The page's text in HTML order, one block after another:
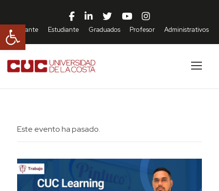
Abrir barra de herramientas
Aspirante Estudiante Graduados Profesor Administrativos
Este evento ha pasado.